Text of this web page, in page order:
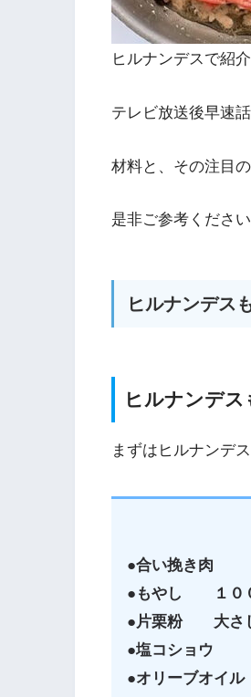
ヒルナンデスで紹
テレビ放送後早速
材料と、その注目
是非ご参考ください
ヒルナンデス
ヒルナンデス
まずはヒルナンデ
●合い挽き肉
●もやし １０
●片栗粉 大さ
●塩コショウ
●オリーブオ